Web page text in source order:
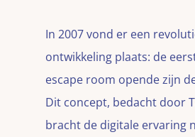
In 2007 vond er een
ontwikkeling plaats: de
escape room opende zijn
Dit concept, bedacht door
bracht de digitale ervaring